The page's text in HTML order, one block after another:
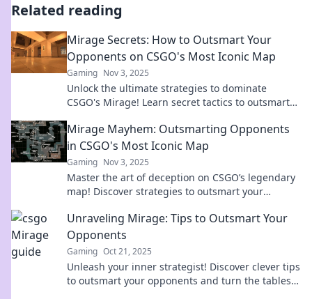
Related reading
Mirage Secrets: How to Outsmart Your
Opponents on CSGO's Most Iconic Map
Gaming Nov 3, 2025
Unlock the ultimate strategies to dominate
CSGO's Mirage! Learn secret tactics to outsmart
Mirage Mayhem: Outsmarting Opponents
in CSGO's Most Iconic Map
Gaming Nov 3, 2025
Master the art of deception on CSGO’s legendary
map! Discover strategies to outsmart your
Unraveling Mirage: Tips to Outsmart Your
Opponents
Gaming Oct 21, 2025
Unleash your inner strategist! Discover clever tips
to outsmart your opponents and turn the tables